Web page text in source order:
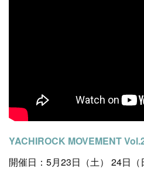
YACHIROCK MOVEMENT
開催日：5月23日（土） 24日（